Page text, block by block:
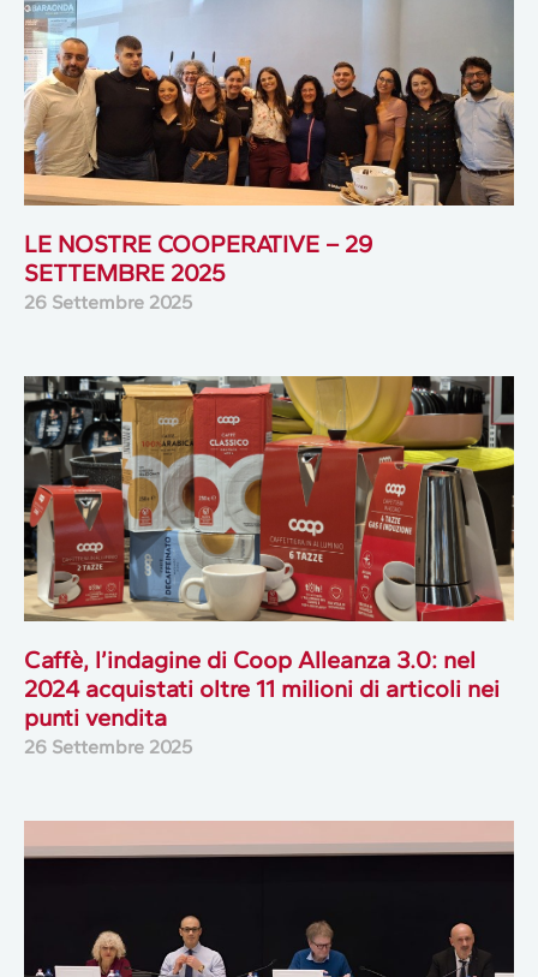
LE NOSTRE COOPERATIVE – 29
SETTEMBRE 2025
26 Settembre 2025
Caffè, l’indagine di Coop Alleanza 3.0: nel
2024 acquistati oltre 11 milioni di articoli nei
punti vendita
26 Settembre 2025